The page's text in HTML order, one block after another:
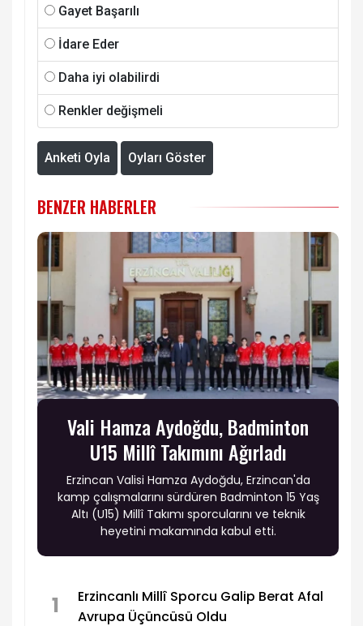
Gayet Başarılı
İdare Eder
Daha iyi olabilirdi
Renkler değişmeli
Anketi Oyla Oyları Göster
BENZER HABERLER
Vali Hamza Aydoğdu, Badminton
U15 Millî Takımını Ağırladı
Erzincan Valisi Hamza Aydoğdu, Erzincan'da
kamp çalışmalarını sürdüren Badminton 15 Yaş
Altı (U15) Millî Takımı sporcularını ve teknik
heyetini makamında kabul etti.
1
Erzincanlı Millî Sporcu Galip Berat Afal
Avrupa Üçüncüsü Oldu